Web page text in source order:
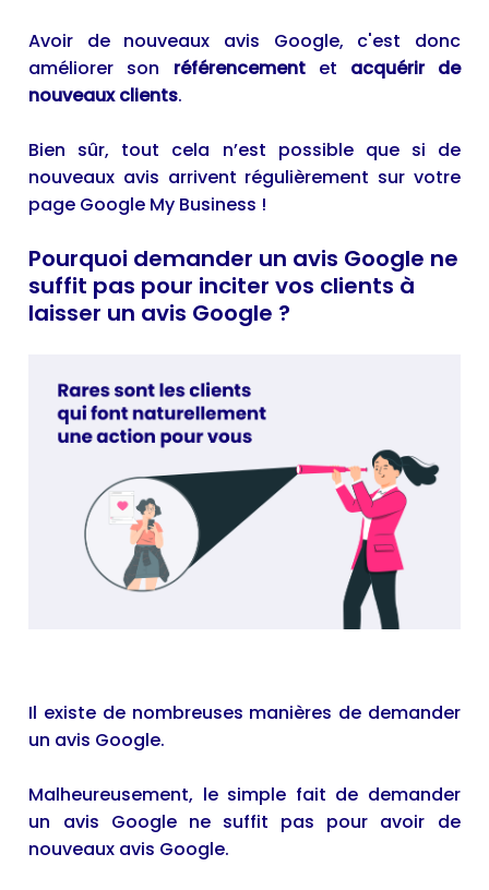
Avoir de nouveaux avis Google, c'est donc
améliorer son référencementet acquérir de
nouveaux clients.
Bien sûr, tout cela n’est possible que si de
nouveaux avis arrivent régulièrement sur votre
page Google My Business !
Pourquoi demander un avis Google ne
suffit pas pour inciter vos clients à
laisser un avis Google ?
Il existe de nombreuses manières de demander
un avis Google.
Malheureusement, le simple fait de demander
un avis Google ne suffit pas pour avoir de
nouveaux avis Google.